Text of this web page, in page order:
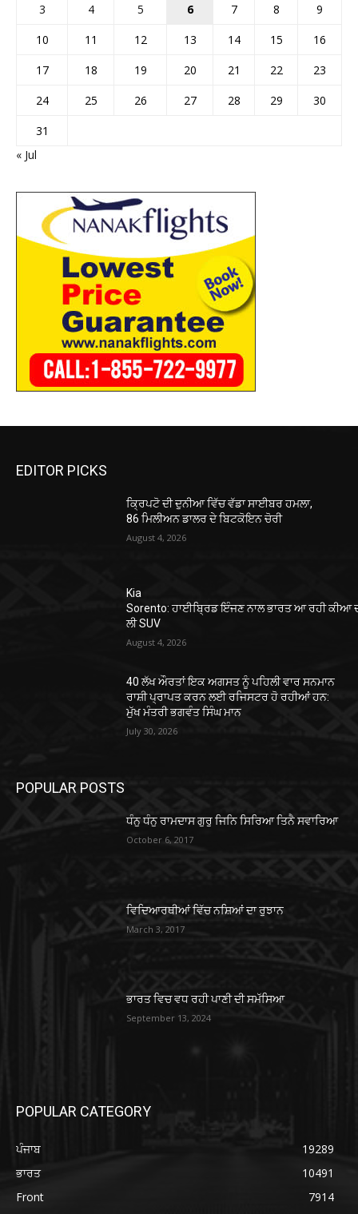
3
4 5 6 7 8
9
10
11 12 13 14 15
16
17
18 19 20 21 22
23
24
25 26 27 28 29
30
31
« Jul
EDITOR PICKS
ਕ੍ਰਿਪਟੋ ਦੀ ਦੁਨੀਆ ਵਿੱਚ ਵੱਡਾ ਸਾਈਬਰ ਹਮਲਾ,
86 ਮਿਲੀਅਨ ਡਾਲਰ ਦੇ ਬਿਟਕੋਇਨ ਚੋਰੀ
August 4, 2026
Kia
Sorento: ਹਾਈਬ੍ਰਿਡ ਇੰਜਣ ਨਾਲ ਭਾਰਤ ਆ ਰਹੀ ਕੀਆ
ਲੀ SUV
August 4, 2026
40 ਲੱਖ ਔਰਤਾਂ ਇਕ ਅਗਸਤ ਨੂੰ ਪਹਿਲੀ ਵਾਰ ਸਨਮਾਨ
ਰਾਸ਼ੀ ਪ੍ਰਾਪਤ ਕਰਨ ਲਈ ਰਜਿਸਟਰ ਹੋ ਰਹੀਆਂ ਹਨ:
ਮੁੱਖ ਮੰਤਰੀ ਭਗਵੰਤ ਸਿੰਘ ਮਾਨ
July 30, 2026
POPULAR POSTS
ਧੰਨੁ ਧੰਨੁ ਰਾਮਦਾਸ ਗੁਰੁ ਜਿਨਿ ਸਿਰਿਆ ਤਿਨੈ ਸਵਾਰਿਆ
October 6, 2017
ਵਿਦਿਆਰਥੀਆਂ ਵਿੱਚ ਨਸ਼ਿਆਂ ਦਾ ਰੁਝਾਨ
March 3, 2017
ਭਾਰਤ ਵਿਚ ਵਧ ਰਹੀ ਪਾਣੀ ਦੀ ਸਮੱਸਿਆ
September 13, 2024
POPULAR CATEGORY
ਪੰਜਾਬ
19289
ਭਾਰਤ
10491
Front
7914